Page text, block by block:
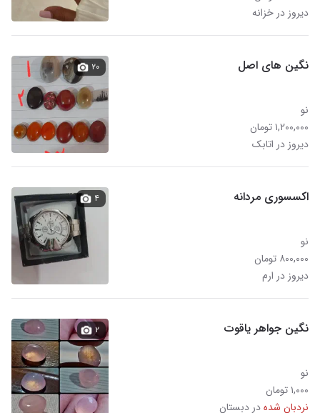
دیروز در خزانه
نگین های اصل
نو
۱,۲۰۰,۰۰۰ تومان
دیروز در اتابک
۲۰
اکسسوری مردانه
نو
۸۰۰,۰۰۰ تومان
دیروز در ارم
۴
نگین جواهر یاقوت
نو
۱,۰۰۰ تومان
نردبان شدهدر دبستان
۲